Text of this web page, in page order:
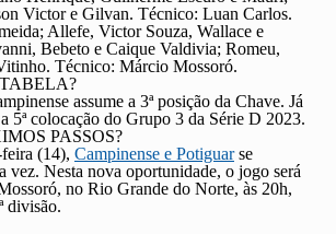
Victor e Gilvan. Técnico: Luan Carlos.
Allefe, Victor Souza, Wallace e
Bebeto e Caique Valdivia; Romeu,
Técnico: Márcio Mossoró.
assume a 3ª posição da Chave. Já
5ª colocação do Grupo 3 da Série D 2023.
PASSOS?
(14), Campinense e Potiguarse
vez. Nesta nova oportunidade, o jogo será
no Rio Grande do Norte, às 20h,
divisão.